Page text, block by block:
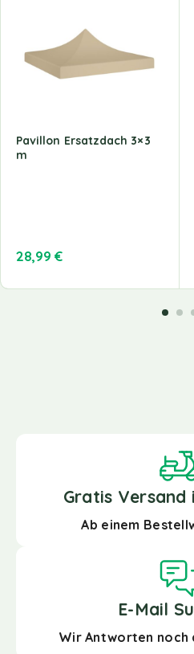
Pavillon Ersatzdach 3×3
m
28,99 €
Gratis Versand
Ab einem
E-Mail
Wir Antworten noch